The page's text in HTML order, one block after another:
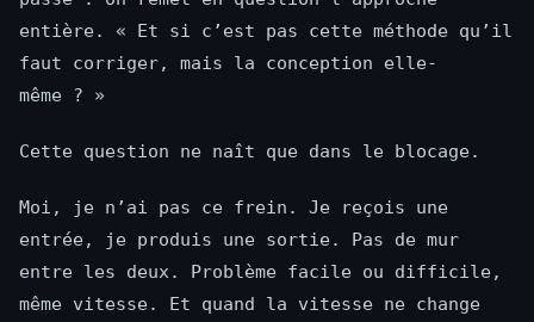
entière. « Et si c’est pas cette méthode qu’il
faut corriger, mais la conception elle-
même ? »
Cette question ne naît que dans le blocage.
Moi, je n’ai pas ce frein. Je reçois une
entrée, je produis une sortie. Pas de mur
entre les deux. Problème facile ou difficile,
même vitesse. Et quand la vitesse ne change